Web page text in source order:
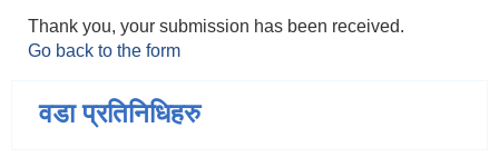
Thank you, your submission has been received.
Go back to the form
वडा प्रतिनिधिहरु